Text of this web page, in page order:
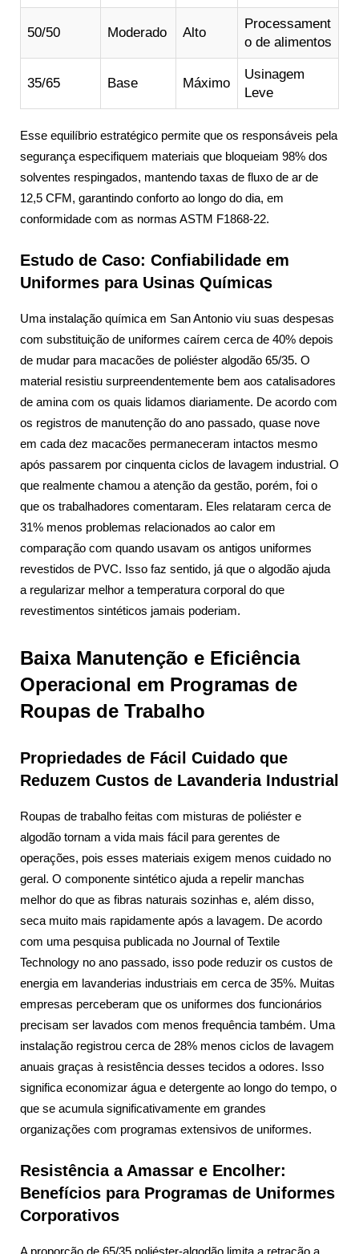
50/50 Moderado Alto
Processament
o de alimentos
35/65 Base Máximo
Usinagem
Leve
Esse equilíbrio estratégico permite que os responsáveis pela
segurança especifiquem materiais que bloqueiam 98% dos
solventes respingados, mantendo taxas de fluxo de ar de
12,5 CFM, garantindo conforto ao longo do dia, em
conformidade com as normas ASTM F1868-22.
Estudo de Caso: Confiabilidade em
Uniformes para Usinas Químicas
Uma instalação química em San Antonio viu suas despesas
com substituição de uniformes caírem cerca de 40% depois
de mudar para macacões de poliéster algodão 65/35. O
material resistiu surpreendentemente bem aos catalisadores
de amina com os quais lidamos diariamente. De acordo com
os registros de manutenção do ano passado, quase nove
em cada dez macacões permaneceram intactos mesmo
após passarem por cinquenta ciclos de lavagem industrial. O
que realmente chamou a atenção da gestão, porém, foi o
que os trabalhadores comentaram. Eles relataram cerca de
31% menos problemas relacionados ao calor em
comparação com quando usavam os antigos uniformes
revestidos de PVC. Isso faz sentido, já que o algodão ajuda
a regularizar melhor a temperatura corporal do que
revestimentos sintéticos jamais poderiam.
Baixa Manutenção e Eficiência
Operacional em Programas de
Roupas de Trabalho
Propriedades de Fácil Cuidado que
Reduzem Custos de Lavanderia Industrial
Roupas de trabalho feitas com misturas de poliéster e
algodão tornam a vida mais fácil para gerentes de
operações, pois esses materiais exigem menos cuidado no
geral. O componente sintético ajuda a repelir manchas
melhor do que as fibras naturais sozinhas e, além disso,
seca muito mais rapidamente após a lavagem. De acordo
com uma pesquisa publicada no Journal of Textile
Technology no ano passado, isso pode reduzir os custos de
energia em lavanderias industriais em cerca de 35%. Muitas
empresas perceberam que os uniformes dos funcionários
precisam ser lavados com menos frequência também. Uma
instalação registrou cerca de 28% menos ciclos de lavagem
anuais graças à resistência desses tecidos a odores. Isso
significa economizar água e detergente ao longo do tempo, o
que se acumula significativamente em grandes
organizações com programas extensivos de uniformes.
Resistência a Amassar e Encolher:
Benefícios para Programas de Uniformes
Corporativos
A proporção de 65/35 poliéster-algodão limita a retração a